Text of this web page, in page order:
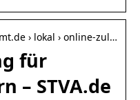
› lokal › online-zul…
für
– STVA.de